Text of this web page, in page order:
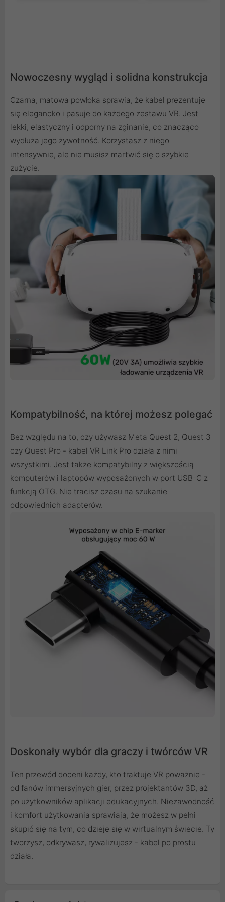
Nowoczesny wygląd i solidna konstrukcja
Czarna, matowa powłoka sprawia, że kabel prezentuje
się elegancko i pasuje do każdego zestawu VR. Jest
lekki, elastyczny i odporny na zginanie, co znacząco
wydłuża jego żywotność. Korzystasz z niego
intensywnie, ale nie musisz martwić się o szybkie
zużycie.
Kompatybilność, na której możesz polegać
Bez względu na to, czy używasz Meta Quest 2, Quest 3
czy Quest Pro - kabel VR Link Pro działa z nimi
wszystkimi. Jest także kompatybilny z większością
komputerów i laptopów wyposażonych w port USB-C z
funkcją OTG. Nie tracisz czasu na szukanie
odpowiednich adapterów.
Doskonały wybór dla graczy i twórców VR
Ten przewód doceni każdy, kto traktuje VR poważnie -
od fanów immersyjnych gier, przez projektantów 3D, aż
po użytkowników aplikacji edukacyjnych. Niezawodność
i komfort użytkowania sprawiają, że możesz w pełni
skupić się na tym, co dzieje się w wirtualnym świecie. Ty
tworzysz, odkrywasz, rywalizujesz - kabel po prostu
działa.